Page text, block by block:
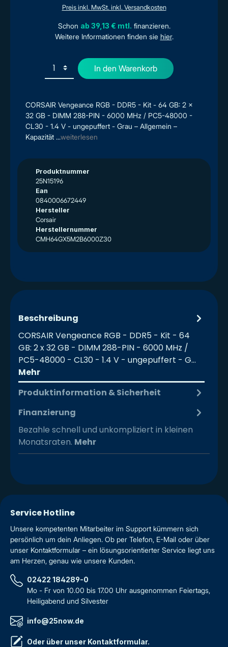
CORSAIR Vengeance RGB - DDR5 - Kit - 64 GB: 2 x
32 GB - DIMM 288-PIN - 6000 MHz / PC5-48000 -
CL30 - 1.4 V - ungepuffert - Grau – Allgemein –
Kapazität ...weiterlesen
Produktnummer
25N15196
Ean
0840006672449
Hersteller
Corsair
Herstellernummer
CMH64GX5M2B6000Z30
Preis inkl. MwSt. inkl. Versandkosten
Schon ab 39,13 € mtl. finanzieren.
Weitere Informationen finden sie hier.
In den Warenkorb
Beschreibung
CORSAIR Vengeance RGB - DDR5 - Kit - 64
GB: 2 x 32 GB - DIMM 288-PIN - 6000 MHz /
PC5-48000 - CL30 - 1.4 V - ungepuffert - G…
Mehr
Produktinformation & Sicherheit
Finanzierung
Bezahle schnell und unkompliziert in kleinen
Monatsraten. Mehr
Service Hotline
Unsere kompetenten Mitarbeiter im Support kümmern sich
persönlich um dein Anliegen. Ob per Telefon, E-Mail oder über
unser Kontaktformular – ein lösungsorientierter Service liegt uns
am Herzen, genau wie unsere Kunden.
02422 184289-0
Mo - Fr von 10.00 bis 17.00 Uhr ausgenommen Feiertags,
Heiligabend und Silvester
info@25now.de
Oder über unser Kontaktformular.